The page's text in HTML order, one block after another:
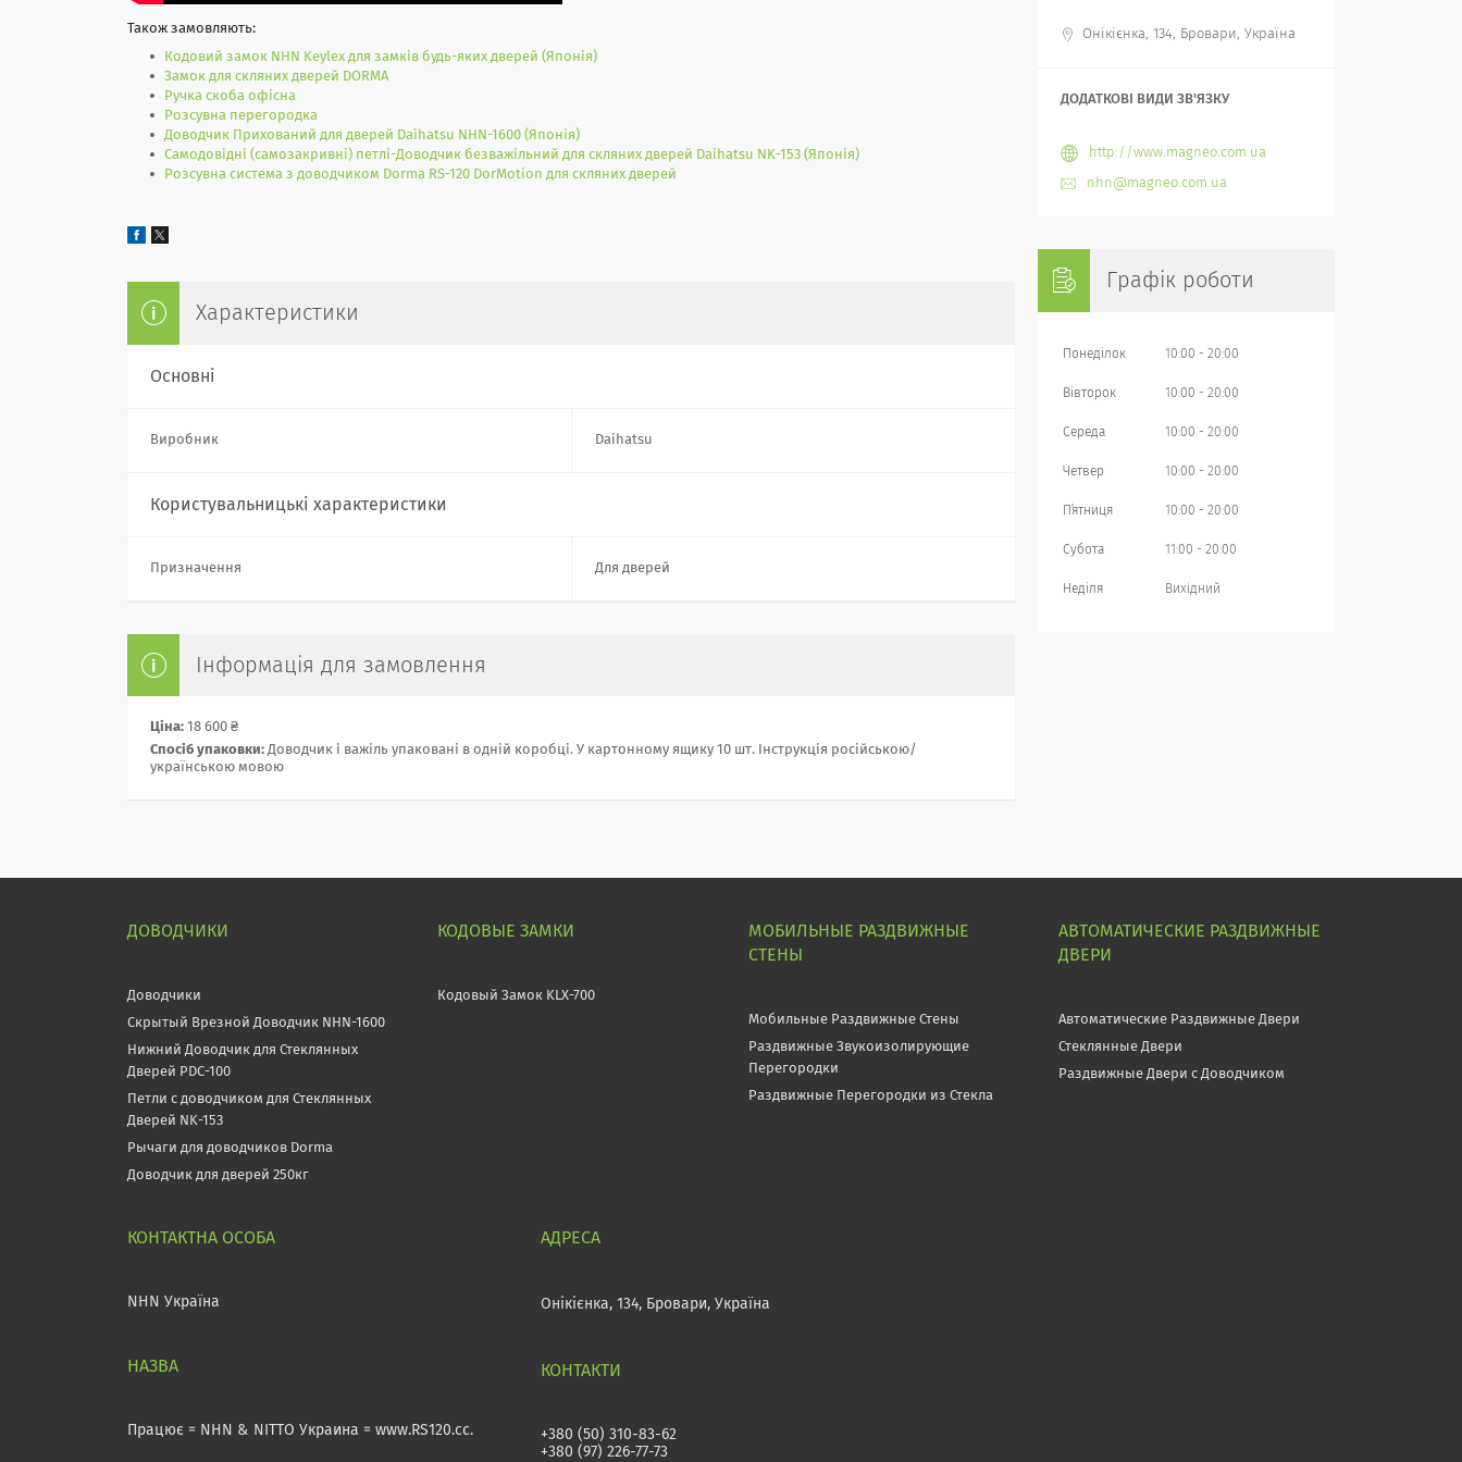
Також замовляють:
Кодовий замок NHN Keylex для замків будь-яких дверей (Японія)
Замок для скляних дверей DORMA
Ручка скоба офісна
Розсувна перегородка
Доводчик Прихований для дверей Daihatsu NHN-1600 (Японія)
Самодовідні (самозакривні) петлі-Доводчик безважільний для скляних дверей Daihatsu NK-153 (Японія)
Розсувна система з доводчиком Dorma RS-120 DorMotion для скляних дверей
Характеристики
Основні
Виробник Daihatsu
Користувальницькі характеристики
Призначення Для дверей
Інформація для замовлення
Ціна: 18 600 ₴
Спосіб упаковки: Доводчик і важіль упаковані в одній коробці. У картонному ящику 10 шт. Інструкція російською/
українською мовою
Онікієнка, 134, Бровари, Україна
http://www.magneo.com.ua
nhn@magneo.com.ua
Графік роботи
Понеділок 10:00 20:00
Вівторок 10:00 20:00
Середа 10:00 20:00
Четвер 10:00 20:00
Пʼятниця 10:00 20:00
Субота 11:00 20:00
Неділя Вихідний
ДОВОДЧИКИ
Доводчики
Скрытый Врезной Доводчик NHN-1600
Нижний Доводчик для Стеклянных
Дверей PDC-100
Петли с доводчиком для Стеклянных
Дверей NK-153
Рычаги для доводчиков Dorma
Доводчик для дверей 250кг
КОДОВЫЕ ЗАМКИ
Кодовый Замок KLX-700
МОБИЛЬНЫЕ РАЗДВИЖНЫЕ
СТЕНЫ
Мобильные Раздвижные Стены
Раздвижные Звукоизолирующие
Перегородки
Раздвижные Перегородки из Стекла
АВТОМАТИЧЕСКИЕ РАЗДВИЖНЫЕ
ДВЕРИ
Автоматические Раздвижные Двери
Стеклянные Двери
Раздвижные Двери с Доводчиком
NHN Україна
Працює = NHN & NITTO Украина = www.RS120.cc.
Онікієнка, 134, Бровари, Україна
+380 (50) 310-83-62
+380 (97) 226-77-73